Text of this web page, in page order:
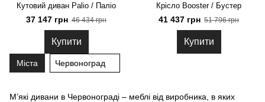
М’які дивани в Червонограді – меблі від виробника, в яких
Кутовий диван Palio / Паліо
37 147 грн 46 434 грн
Купити
Крісло Booster / Бустер
41 437 грн 51 796 грн
Купити
Міста Червоноград